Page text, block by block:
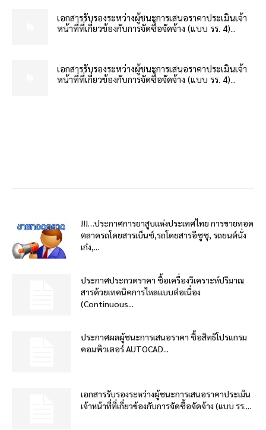
เอกสารรับรองระหว่างผู้ชนะการเสนอราคาประเมินเจ้า
หน้าที่ที่เกี่ยวข้องกับการจัดซื้อจัดจ้าง (แบบ รร. 4)...
เอกสารรับรองระหว่างผู้ชนะการเสนอราคาประเมินเจ้า
หน้าที่ที่เกี่ยวข้องกับการจัดซื้อจัดจ้าง (แบบ รร. 4)...
!!!…ประกาศการยาสูบแห่งประเทศไทย การขายทอด
ตลาดรถโดยสารเบ็นซ์,รถโดยสารอีซูซุ, รถยนต์นั่ง
เก๋ง,...
ประกาศประกวดราคา ซื้อเครื่องวิเคราะห์ปริมาณ
สารด้วยเทคนิคการไหลแบบต่อเนื่อง
(Continuous...
ประกาศผลผู้ชนะการเสนอราคา ซื้อสิทธิโปรแกรม
คอมพิวเตอร์ AUTOCAD...
เอกสารรับรองระหว่างผู้ชนะการเสนอราคาประเมิน
เจ้าหน้าที่ที่เกี่ยวข้องกับการจัดซื้อจัดจ้าง (แบบ รร....